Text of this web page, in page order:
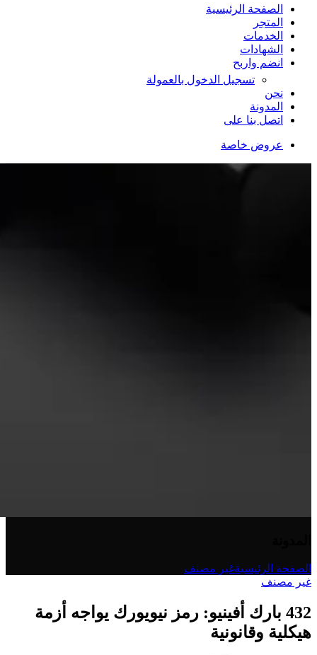
الصفحة الرئيسية
المتجر
الخدمات
الشهادات
انضم واربح
تسجيل الدخول بالعمولة
نحن
المدونة
اتصل بنا على
عروض خاصة
الصفحة الرئيسيةغير مصنف
غير مصنف
432 بارك أفينيو: رمز نيويورك يواجه أزمة
هيكلية وقانونية